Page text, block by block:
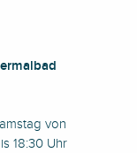
von
18:30 Uhr